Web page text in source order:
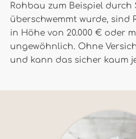
Rohbau zum Beispiel durch
überschwemmt wurde, sind
in Höhe von 20.000 € oder
ungewöhnlich. Ohne
und kann das sicher kaum